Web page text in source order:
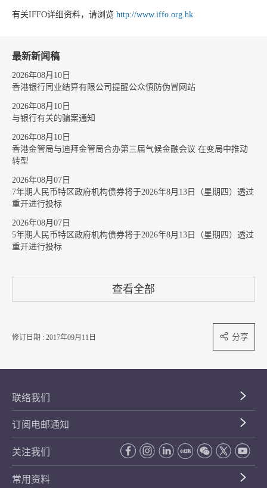
有关IFFO详细资料，请浏览 http://www.iffo.org.hk
最新新闻稿
2026年08月10日
香港银行同业结算有限公司提醒公众慎防伪冒网站
2026年08月10日
与银行有关的骗案通知
2026年08月10日
香港金管局与迪拜金管局合办第三届气候金融会议 在变局中推动
转型
2026年08月07日
7年期人民币特区政府机构债券将于2026年8月13日（星期四）透过
重开进行投标
2026年08月07日
5年期人民币特区政府机构债券将于2026年8月13日（星期四）透过
重开进行投标
查看全部
修订日期 : 2017年09月11日 分享
联络我们
订阅电邮通知
关注我们
常用资料